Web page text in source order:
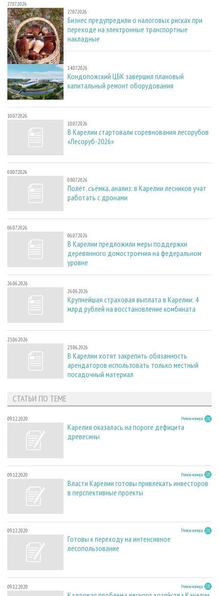
27.07.2026
27.07.2026
Бизнес предупредили о налоговых рисках при
переходе на электронные транспортные
накладные
14.07.2026
14.07.2026
Кондопожский ЦБК завершил плановый
капитальный ремонт оборудования
10.07.2026
10.07.2026
В Карелии стартовали соревнования лесорубов
«Лесоруб-2026»
08.07.2026
08.07.2026
Полёт, съёмка, анализ: в Карелии лесников учат
работать с дронами
06.07.2026
06.07.2026
В Карелии предложили меры поддержки
деревянного домостроения на федеральном
уровне
26.06.2026
26.06.2026
Крупнейшая страховая выплата в Карелии: 4
млрд рублей на восстановление комбината
23.06.2026
23.06.2026
В Карелии хотят закрепить обязанность
арендаторов использовать только местный
посадочный материал
СТАТЬИ ПО ТЕМЕ
09.12.2020 Регион номера
Карелия оказалась на пороге дефицита
древесины
09.12.2020 Регион номера
Власти Карелии готовы привлекать инвесторов
в перспективные проекты
09.12.2020 Регион номера
Готовы к переходу на интенсивное
лесопользование
09.12.2020 Регион номера